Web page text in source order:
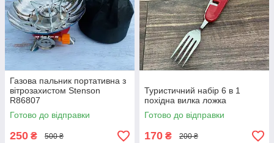
Газова пальник портативна з
вітрозахистом Stenson
R86807
Готово до відправки
250 ₴ 500 ₴
Туристичний набір 6 в 1
похідна вилка ложка
Готово до відправки
170 ₴ 200 ₴